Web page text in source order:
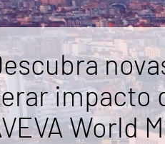
impacto
World